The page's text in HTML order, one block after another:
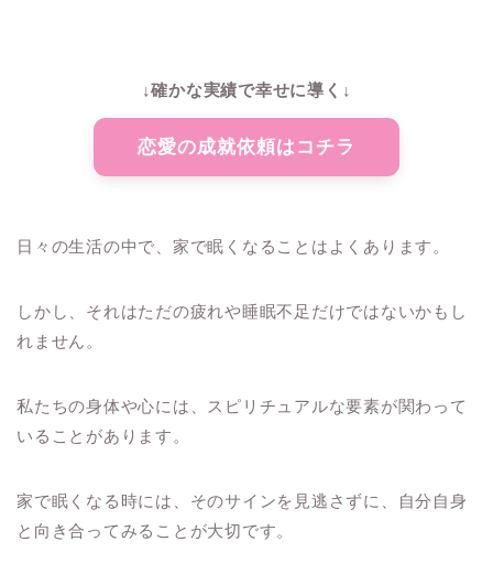
↓確かな実績で幸せに導く↓
恋愛の成就依頼はコチラ
日々の生活の中で、家で眠くなることはよくあります。
しかし、それはただの疲れや睡眠不足だけではないかもし
れません。
私たちの身体や心には、スピリチュアルな要素が関わって
いることがあります。
家で眠くなる時には、そのサインを見逃さずに、自分自身
と向き合ってみることが大切です。